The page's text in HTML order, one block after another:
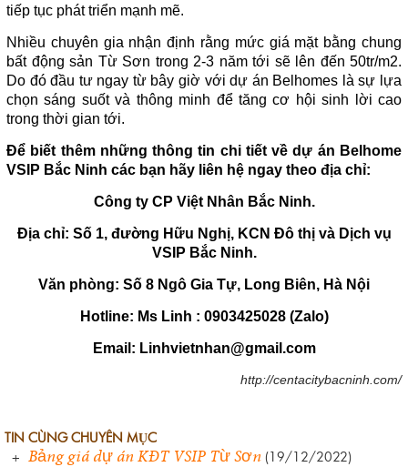
tiếp tục phát triển mạnh mẽ.
Nhiều chuyên gia nhận định rằng mức giá mặt bằng chung
bất động sản Từ Sơn trong 2-3 năm tới sẽ lên đến 50tr/m2.
Do đó đầu tư ngay từ bây giờ với dự án Belhomes là sự lựa
chọn sáng suốt và thông minh để tăng cơ hội sinh lời cao
trong thời gian tới.
Để biết thêm những thông tin chi tiết về dự án Belhome
VSIP Bắc Ninh các bạn hãy liên hệ ngay theo địa chỉ:
Công ty CP Việt Nhân Bắc Ninh.
Địa chỉ: Số 1, đường Hữu Nghị, KCN Đô thị và Dịch vụ
VSIP Bắc Ninh.
Văn phòng: Số 8 Ngô Gia Tự, Long Biên, Hà Nội
Hotline: Ms Linh : 0903425028 (Zalo)
Email: Linhvietnhan@gmail.com
http://centacitybacninh.com/
TIN CÙNG CHUYÊN MỤC
+ Bảng giá dự án KĐT VSIP Từ Sơn (19/12/2022)